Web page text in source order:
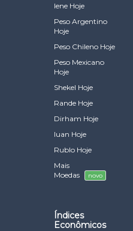
Iene Hoje
Peso Argentino
Hoje
Peso Chileno Hoje
Peso Mexicano
Hoje
Shekel Hoje
Rande Hoje
Dirham Hoje
Iuan Hoje
Rublo Hoje
Mais
Moedas
novo
Índices
Econômicos